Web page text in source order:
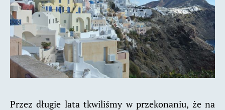
Przez długie lata tkwiliśmy w przekonaniu, że na